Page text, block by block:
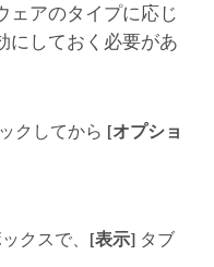
ェアのタイプに応じ
にしておく必要があ
クしてから [オプショ
クスで、 [表示]タブ